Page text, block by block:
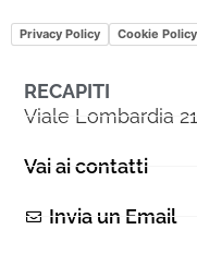
Privacy Policy Cookie Policy
RECAPITI
Viale Lombardia
Vai ai contatti
Invia un Email